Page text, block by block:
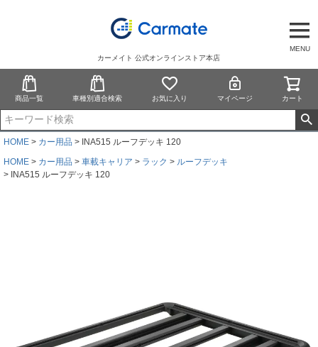
MENU
カーメイト 公式オンラインストア本店
商品一覧 車種別適合検索 お気に入り マイページ カート
HOME カー用品
INA515 ルーフデッキ 120
HOME
カー用品 車載キャリア ラック
ルーフデッキ
INA515 ルーフデッキ 120